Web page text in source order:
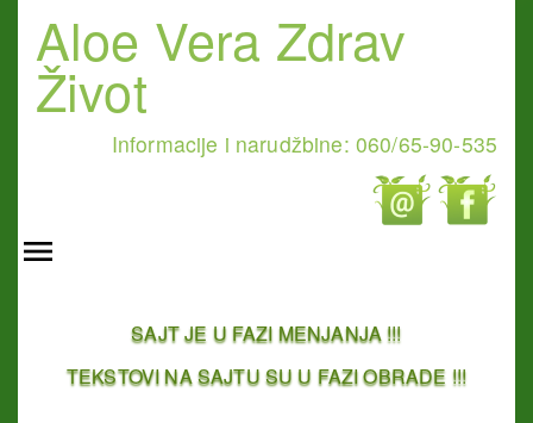
Aloe Vera Zdrav
Život
Informacije i narudžbine: 060/65-90-535
SAJT JE U FAZI MENJANJA !!!
TEKSTOVI NA SAJTU SU U FAZI OBRADE !!!